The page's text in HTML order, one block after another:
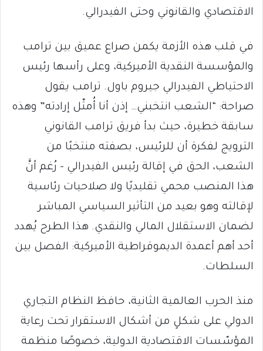
الاقتصادي والقانوني وحتى الفيدرالي.
في قلب هذه الأزمة يكمن صراع عميق بين ترامب
والمؤسسة النقدية الأميركية، وعلى رأسها رئيس
الاحتياطي الفيدرالي جيروم باول. ترامب يقول
صراحة: “الشعب انتخبني… إذن أنا أُمثّل إرادته” وهذه
سابقة خطيرة، حيث بدأ فريق ترامب القانوني
الترويج لفكرة أن للرئيس، بصفته منتخبًا من
الشعب، الحق في إقالة رئيس الفيدرالي – رُغم أنَّ
هذا المنصب محمي تقليديًا ولا صلاحيات رئاسية
لإقالته وهو بعيد من التأثير السياسي المباشر
لضمان الاستقلال المالي والنقدي. هذا الطرح يُهدد
أحد أهم أعمدة الديموقراطية الأميركية: الفصل بين
السلطات.
منذ الحرب العالمية الثانية، حافظ النظام التجاري
الدولي على شكلٍ من أشكال الاستقرار تحت رعاية
المؤسّسات الاقتصادية الدولية، خصوصًا منظمة